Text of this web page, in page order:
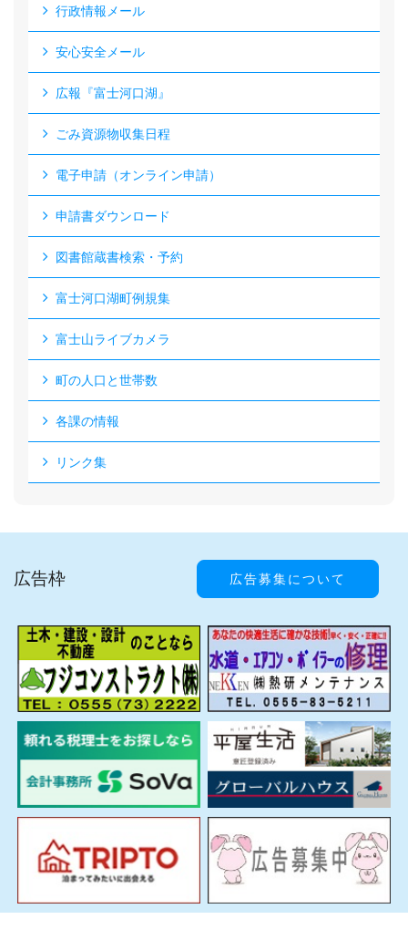
行政情報メール
安心安全メール
広報『富士河口湖』
ごみ資源物収集日程
電子申請（オンライン申請）
申請書ダウンロード
図書館蔵書検索・予約
富士河口湖町例規集
富士山ライブカメラ
町の人口と世帯数
各課の情報
リンク集
広告枠 広告募集について